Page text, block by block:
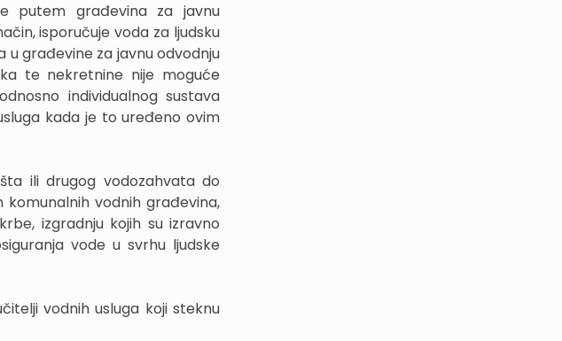
putem građevina za javnu
isporučuje voda za ljudsku
u građevine za javnu odvodnju
te nekretnine nije moguće
individualnog sustava
kada je to uređeno ovim
ili drugog vodozahvata do
komunalnih vodnih građevina,
izgradnju kojih su izravno
vode u svrhu ljudske
vodnih usluga koji steknu